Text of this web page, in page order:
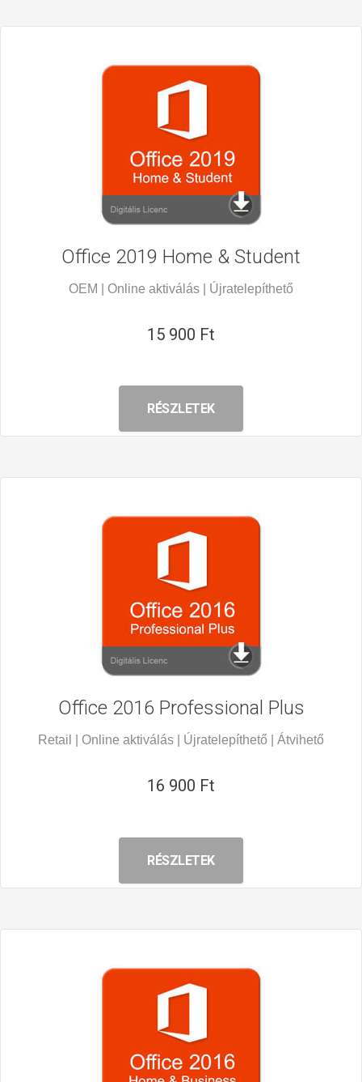
Office 2019 Home & Student
OEM | Online aktiválás | Újratelepíthető
15 900 Ft
RÉSZLETEK
Office 2016 Professional Plus
Retail | Online aktiválás | Újratelepíthető | Átvihető
16 900 Ft
RÉSZLETEK